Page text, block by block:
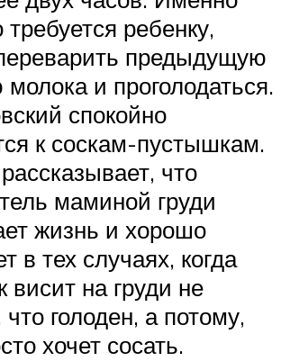
требуется ребенку,
предыдущую
и проголодаться.
спокойно
к соскам-пустышкам.
что
маминой груди
жизнь и хорошо
в тех случаях, когда
висит на груди не
голоден, а потому,
хочет сосать.